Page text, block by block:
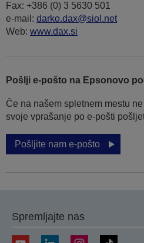
Fax: +386 (0) 3 5630 501
e-mail: darko.dax@siol.net
Web: www.dax.si
Pošlji e-pošto na Epsonovo
Če na našem spletnem mestu
svoje vprašanje po e-pošti
Pošljite nam e-pošto
Spremljajte nas